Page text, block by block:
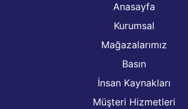
Anasayfa
Kurumsal
Mağazalarımız
Basın
İnsan Kaynakları
Müşteri Hizmetleri